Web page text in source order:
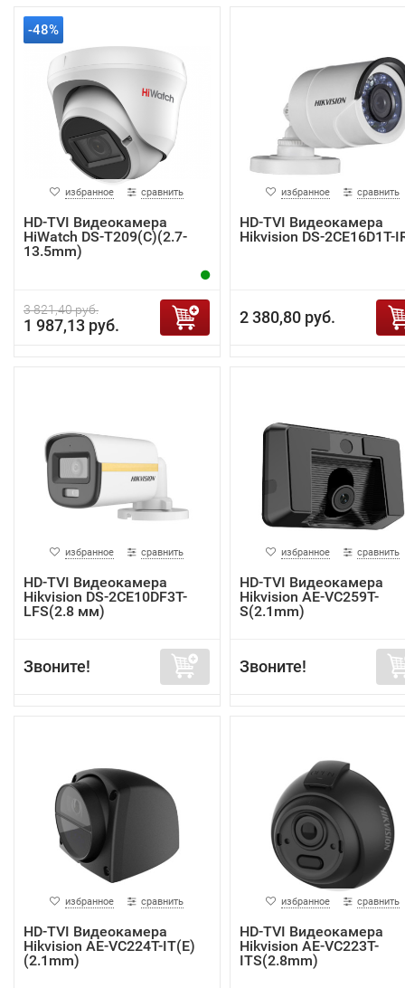
-48%
избранное сравнить
HD-TVI Видеокамера
HiWatch DS-T209(C)(2.7-
13.5mm)
3 821,40 руб.
1 987,13 руб.
избранное сравнить
HD-TVI Видеокамера
Hikvision DS-2CE16D1T-
2 380,80 руб.
избранное сравнить
HD-TVI Видеокамера
Hikvision DS-2CE10DF3T-
LFS(2.8 мм)
Звоните!
избранное сравнить
HD-TVI Видеокамера
Hikvision AE-VC259T-
S(2.1mm)
Звоните!
избранное сравнить
HD-TVI Видеокамера
Hikvision AE-VC224T-IT(E)
(2.1mm)
избранное сравнить
HD-TVI Видеокамера
Hikvision AE-VC223T-
ITS(2.8mm)